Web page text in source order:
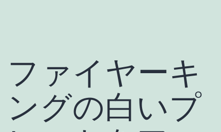
ファイヤーキ
ングの白いプ